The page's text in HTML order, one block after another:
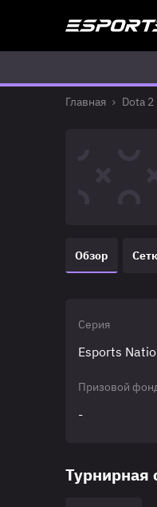
Главная Dota 2
Обзор
Серия
Esports
Призовой
-
Турнирная